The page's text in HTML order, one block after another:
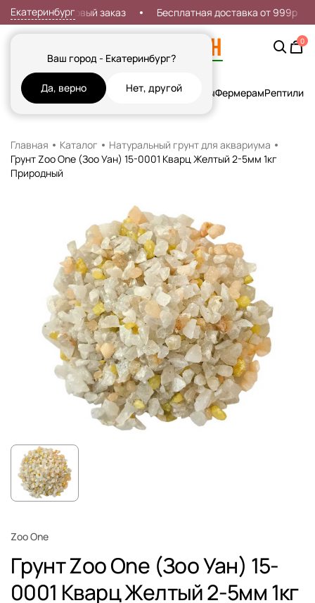
Екатеринбург
Ваш город - Екатеринбург?
Да, верно Нет, другой
7% на первый заказ Бесплатная доставка от 999р
0
Кошки СобакиРыбы Грызуны и Хорьки ПтицыФермерамРептилии
Главная Каталог
Натуральный грунт для аквариума
Грунт Zoo One (Зоо Уан) 15-0001 Кварц Желтый 2-5мм 1кг
Природный
Zoo One
Грунт Zoo One (Зоо Уан) 15-
0001 Кварц Желтый 2-5мм 1кг